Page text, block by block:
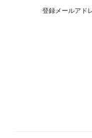
登録メールアド